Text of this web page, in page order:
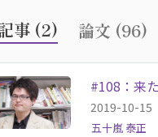
事 (2) 論文 (96)
#108：来
2019-10-15
五十嵐 泰正